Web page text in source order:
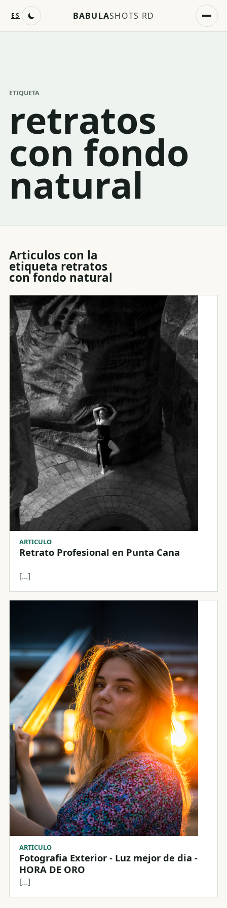
ES BABULASHOTS RD
ETIQUETA
retratos
con fondo
natural
Articulos con la
etiqueta retratos
con fondo natural
ARTICULO
Retrato Profesional en Punta Cana
[...]
ARTICULO
Fotografia Exterior - Luz mejor de dia -
HORA DE ORO
[...]